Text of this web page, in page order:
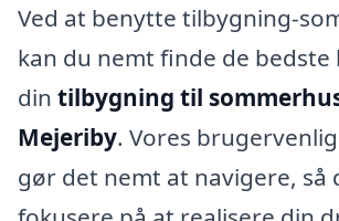
Ved at benytte tilbygning-
kan du nemt finde de
din tilbygning til
Mejeriby. Vores
gør det nemt at navigere, så